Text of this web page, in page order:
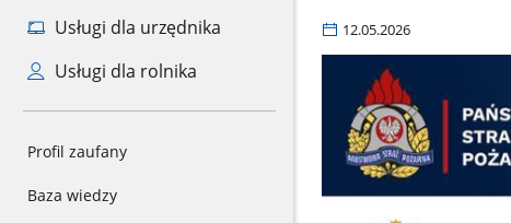
Usługi dla urzędnika
Usługi dla rolnika
Profil zaufany
Baza wiedzy
12.05.2026